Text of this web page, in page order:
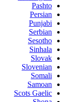
Pashto
Persian
Punjabi
Serbian
Sesotho
Sinhala
Slovak
Slovenian
Somali
Samoan
Scots Gaelic